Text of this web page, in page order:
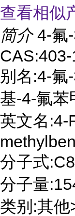
查看相似
简介 4-氟
别名:4-氟
基-4-氟苯
英文名:4-
分子式
分子量
类别:其